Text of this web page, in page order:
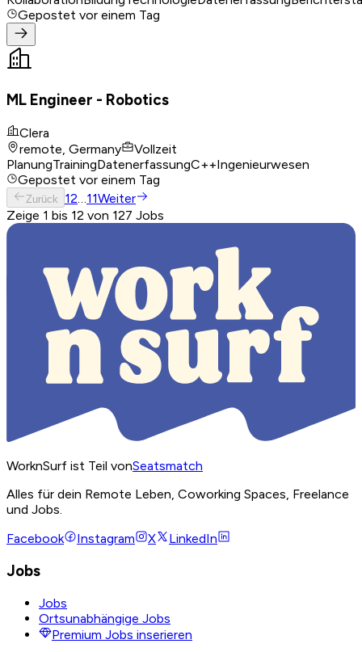
Gepostet vor einem Tag
ML Engineer - Robotics
Clera
remote, Germany
Vollzeit
PlanungTrainingDatenerfassungC++Ingenieurwesen
Gepostet vor einem Tag
Zurück 12 11Weiter
Zeige 1 bis 12 von 127 Jobs
WorknSurf ist Teil vonSeatsmatch
Alles für dein Remote Leben, Coworking Spaces, Freelance
und Jobs.
Facebook
Instagram X LinkedIn
Jobs
Jobs
Ortsunabhängige Jobs
Premium Jobs inserieren